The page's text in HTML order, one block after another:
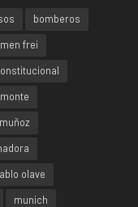
bomberos
frei
olave
munich